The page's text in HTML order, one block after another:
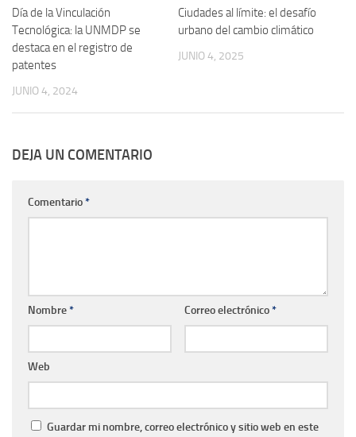
Día de la Vinculación
Tecnológica: la UNMDP se
destaca en el registro de
patentes
JUNIO 4, 2024
Ciudades al límite: el desafío
urbano del cambio climático
JUNIO 4, 2025
DEJA UN COMENTARIO
Comentario*
Nombre* Correo electrónico*
Web
Guardar mi nombre, correo electrónico y sitio web en este